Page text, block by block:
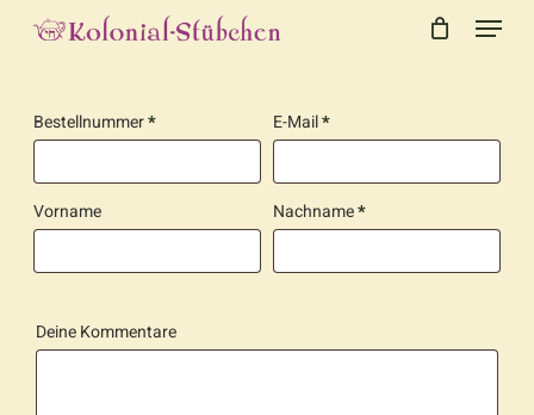
Menu
Bestellnummer*erforderlich E-Mail*erforderlich
Vorname Nachname*erforderlich
Page URI *erforderlich
Deine Kommentare